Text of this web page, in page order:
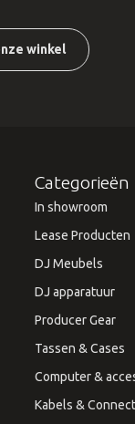
winkel
Categorieën
In showroom
Lease Producten
DJ Meubels
DJ apparatuur
Producer Gear
Tassen & Cases
Computer &
Kabels &